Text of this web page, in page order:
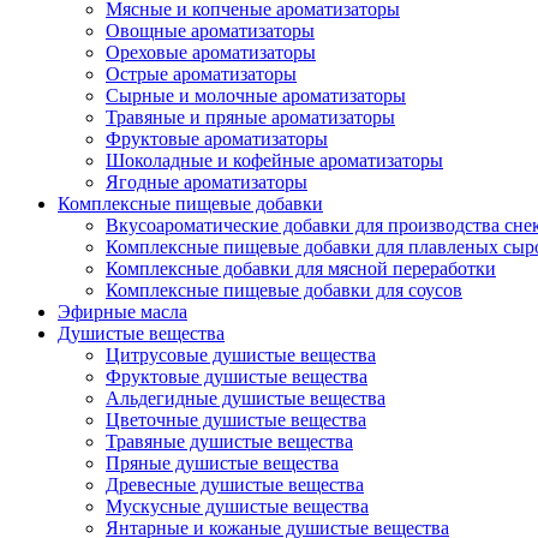
Мясные и копченые ароматизаторы
Овощные ароматизаторы
Ореховые ароматизаторы
Острые ароматизаторы
Сырные и молочные ароматизаторы
Травяные и пряные ароматизаторы
Фруктовые ароматизаторы
Шоколадные и кофейные ароматизаторы
Ягодные ароматизаторы
Комплексные пищевые добавки
Вкусоароматические добавки для производства
Комплексные пищевые добавки для плавленых
Комплексные добавки для мясной переработки
Комплексные пищевые добавки для соусов
Эфирные масла
Душистые вещества
Цитрусовые душистые вещества
Фруктовые душистые вещества
Альдегидные душистые вещества
Цветочные душистые вещества
Травяные душистые вещества
Пряные душистые вещества
Древесные душистые вещества
Мускусные душистые вещества
Янтарные и кожаные душистые вещества